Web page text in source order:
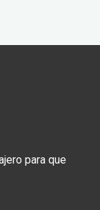
para que